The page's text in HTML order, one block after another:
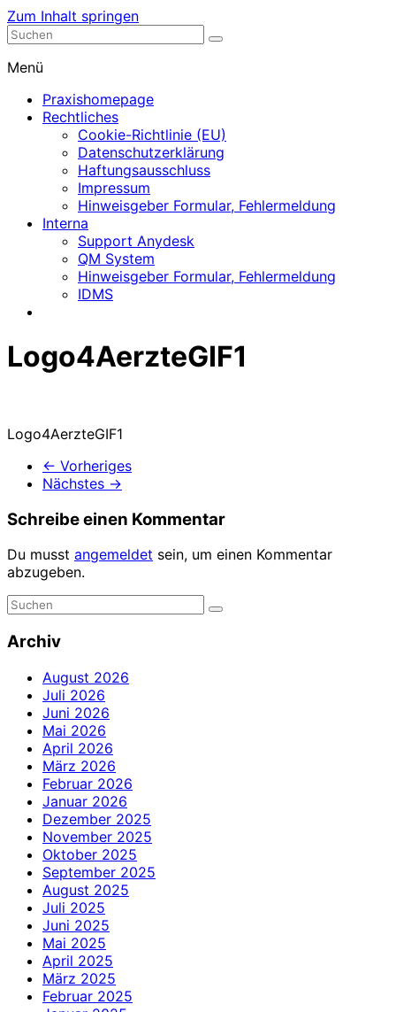
Zum Inhalt springen
Nephrologische Praxis mit Dialyse
Menü
Praxishomepage
Rechtliches
Cookie-Richtlinie (EU)
Datenschutzerklärung
Haftungsausschluss
Impressum
Hinweisgeber Formular, Fehlermeldung
Interna
Support Anydesk
QM System
Hinweisgeber Formular, Fehlermeldung
IDMS
Logo4AerzteGIF1
Logo4AerzteGIF1
← Vorheriges
Nächstes →
Schreibe einen Kommentar
Du musst angemeldet sein, um einen Kommentar
abzugeben.
Archiv
August 2026
Juli 2026
Juni 2026
Mai 2026
April 2026
März 2026
Februar 2026
Januar 2026
Dezember 2025
November 2025
Oktober 2025
September 2025
August 2025
Juli 2025
Juni 2025
Mai 2025
April 2025
März 2025
Februar 2025